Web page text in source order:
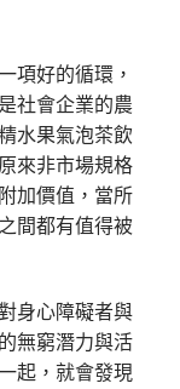
項好的循環，
社會企業的農
水果氣泡茶飲
來非市場規格
加價值，當所
間都有值得被
身心障礙者與
無窮潛力與活
起，就會發現